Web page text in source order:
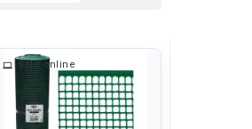
Solo online